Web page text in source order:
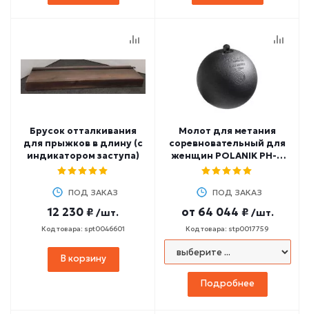
Брусок отталкивания
для прыжков в длину (с
индикатором заступа)
ПОД ЗАКАЗ
12 230 ₽ /шт.
Код товара: spt0046601
В корзину
Молот для метания
соревновательный для
женщин POLANIK PH-4
Premium Line 4 кг
ПОД ЗАКАЗ
от 64 044 ₽ /шт.
Код товара: stp0017759
Подробнее